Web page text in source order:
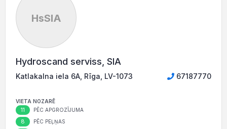
HsSIA
Hydroscand serviss, SIA
Katlakalna iela 6A, Rīga, LV-1073 67187770
VIETA NOZARĒ
11 PĒC APGROZĪJUMA
8 PĒC PEĻŅAS